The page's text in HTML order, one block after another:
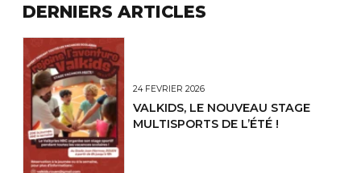
DERNIERS ARTICLES
24 FÉVRIER 2026
VALKIDS, LE NOUVEAU STAGE
MULTISPORTS DE L’ÉTÉ !